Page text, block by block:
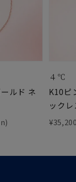
ルド ネ
４℃
K10ピ
ック